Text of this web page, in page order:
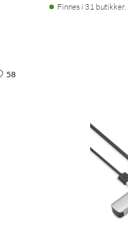
Finnes i 31 butikker.
58